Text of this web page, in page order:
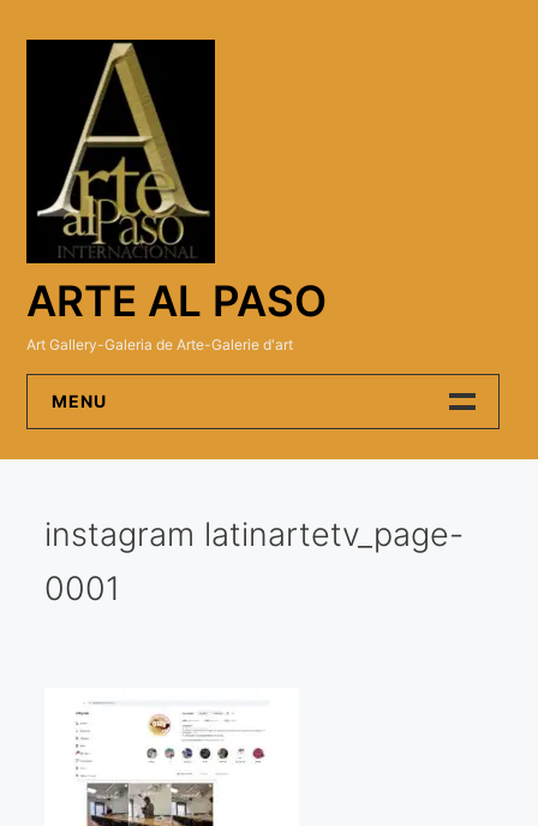
ARTE AL PASO
Art Gallery-Galeria de Arte-Galerie d'art
MENU
Artistas
Galería virtual
Qué dicen de nosotros?
Aviso legal
instagram latinartetv_page-
0001